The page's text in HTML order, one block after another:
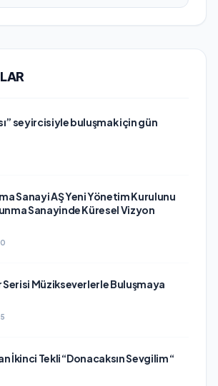
seyircisiyle buluşmak için gün
Sanayi AŞ Yeni Yönetim Kurulunu
Sanayinde Küresel Vizyon
Müzikseverlerle Buluşmaya
İkinci Tekli “Donacaksın Sevgilim “